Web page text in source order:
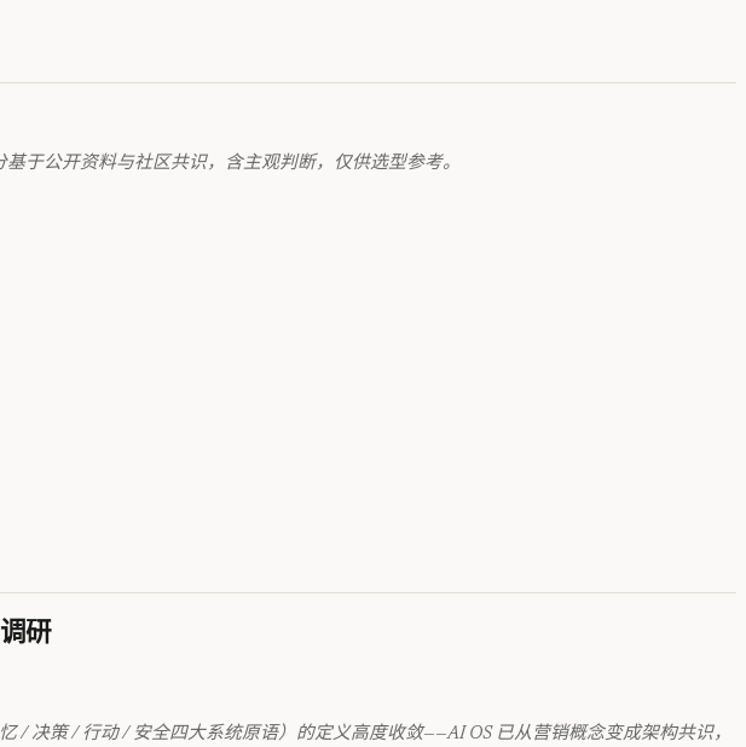
于公开资料与社区共识，含主观判断，仅供选型参考。
研
/ 决策 / 行动 / 安全四大系统原语）的定义高度收敛——AI OS 已从营销概念变成架构共识，